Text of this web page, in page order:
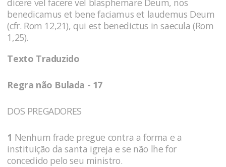
dicere vel facere vel blasphemare Deum, nos
benedicamus et bene faciamus et laudemus Deum
(cfr. Rom 12,21), qui est benedictus in saecula (Rom
1,25).
Texto Traduzido
Regra não Bulada - 17
DOS PREGADORES
1 Nenhum frade pregue contra a forma e a
instituição da santa igreja e se não lhe for
concedido pelo seu ministro.